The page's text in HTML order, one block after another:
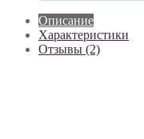
Описание
Характеристики
Отзывы (2)